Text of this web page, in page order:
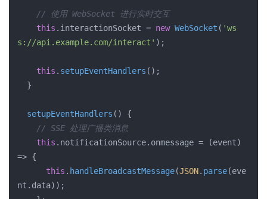
// 使用 WebSocket 进行实时交互
this . interactionSocket = new WebSocket ( 'ws
s://api.example.com/interact' );
this . setupEventHandlers ();
setupEventHandlers ( ) {
// SSE 处理广播类消息
this . notificationSource. onmessage = (event)
=> {
this . handleBroadcastMessage(JSON. parse(eve
nt. data));